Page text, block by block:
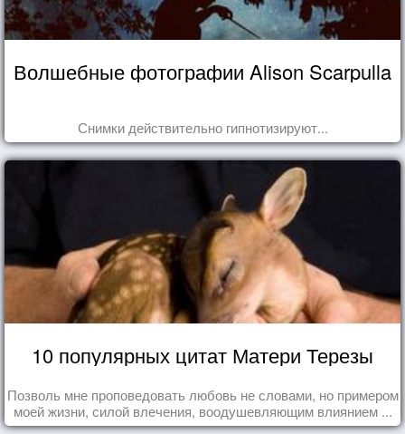
Волшебные фотографии Alison Scarpulla
Снимки действительно гипнотизируют...
10 популярных цитат Матери Терезы
Позволь мне проповедовать любовь не словами, но примером
моей жизни, силой влечения, воодушевляющим влиянием ...